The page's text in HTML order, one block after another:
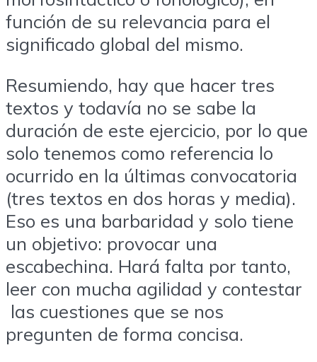
función de su relevancia para el
significado global del mismo.
Resumiendo, hay que hacer tres
textos y todavía no se sabe la
duración de este ejercicio, por lo que
solo tenemos como referencia lo
ocurrido en la últimas convocatoria
(tres textos en dos horas y media).
Eso es una barbaridad y solo tiene
un objetivo: provocar una
escabechina. Hará falta por tanto,
leer con mucha agilidad y contestar
las cuestiones que se nos
pregunten de forma concisa.